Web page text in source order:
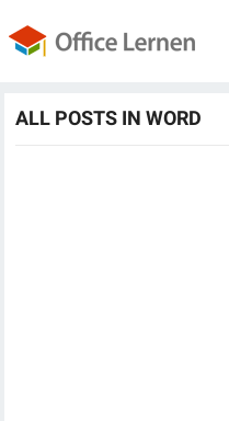
ALL POSTS IN WORD